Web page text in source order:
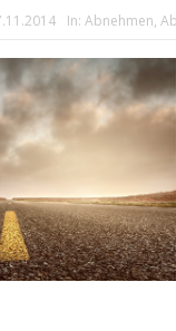
In: Abnehmen,